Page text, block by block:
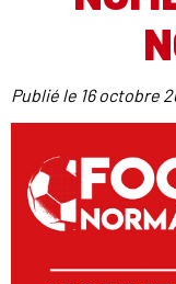
Publié le 16 octobre